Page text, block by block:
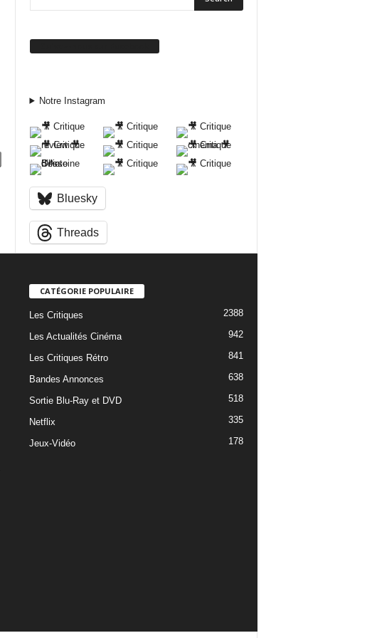
Notre Instagram
Bluesky
Threads
CATÉGORIE POPULAIRE
Les Critiques 2388
Les Actualités Cinéma 942
Les Critiques Rétro 841
Bandes Annonces 638
Sortie Blu-Ray et DVD 518
Netflix 335
Jeux-Vidéo 178